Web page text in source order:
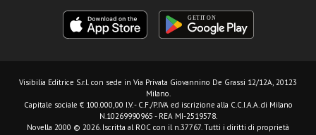
Visibilia Editrice S.r.l. con sede in Via Privata Giovannino De Grassi 12/12A, 20123
Milano.
Capitale sociale € 100.000,00 I.V. - C.F./P.IVA ed iscrizione alla C.C.I.A.A. di Milano
N.10269990965 - REA MI-2519578.
Novella 2000 © 2026. Iscritta al ROC con il n.37767. Tutti i diritti di proprietà